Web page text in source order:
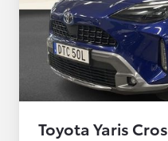
Toyota Yaris